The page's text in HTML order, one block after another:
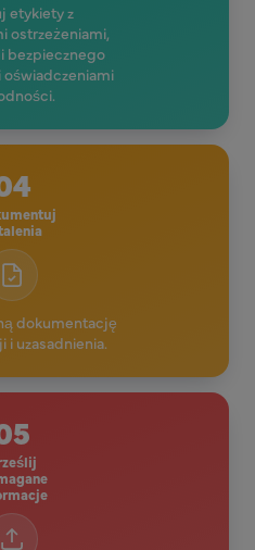
etykiety z
ostrzeżeniami,
bezpiecznego
oświadczeniami
dokumentację
i uzasadnienia.